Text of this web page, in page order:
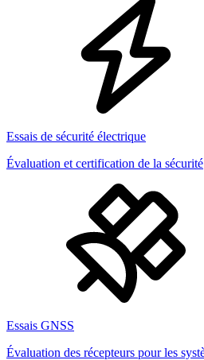
Essais de sécurité électrique
Évaluation et certification de la sécurité
Essais GNSS
Évaluation des récepteurs pour les